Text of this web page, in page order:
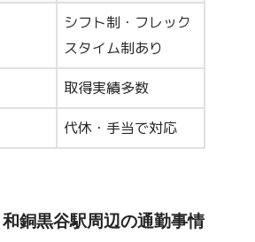
シフト制・フレック
スタイム制あり
取得実績多数
代休・手当で対応
銅黒谷駅周辺の通勤事情